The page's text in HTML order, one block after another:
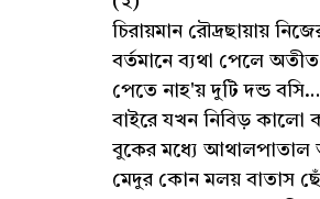
চিরায়মান রৌদ্রছায়ায়
বর্তমানে ব্যথা পেলে
পেতে নাহ'য় দুটি দন্ড বসি…
বাইরে যখন নিবিড় কালো
বুকের মধ্যে আথালপাতাল
মেদুর কোন মলয় বাতাস